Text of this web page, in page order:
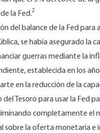
la Fed.2
del balance de la Fed para
se había asegurado la
guerras mediante la
establecida en los
en la reducción de la
Tesoro para usar la Fed
completamente el
sobre la oferta monetaria e